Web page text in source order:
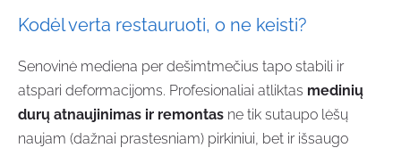
Kodėl verta restauruoti, o ne keisti?
Senovinė mediena per dešimtmečius tapo stabili ir
atspari deformacijoms. Profesionaliai atliktas medinių
durų atnaujinimas ir remontas ne tik sutaupo lėšų
naujam (dažnai prastesniam) pirkiniui, bet ir išsaugo